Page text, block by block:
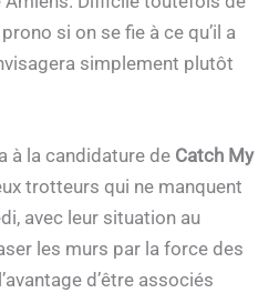
si on se fie à ce qu’il a
simplement plutôt
à la candidature de Catch My
trotteurs qui ne manquent
avec leur situation au
les murs par la force des
d’être associés